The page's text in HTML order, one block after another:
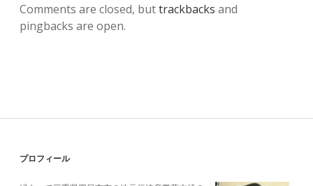
Comments are closed, buttrackbacks and
pingbacks are open.
Sidebar
プロフィール